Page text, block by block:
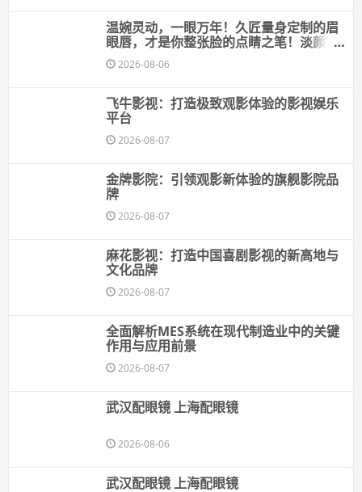
温婉灵动，一眼万年！久匠量身定制的眉
眼唇，才是你整张脸的点睛之笔！淡颜系
女生的气质加分项
2026-08-06
飞牛影视：打造极致观影体验的影视娱乐
平台
2026-08-07
金牌影院：引领观影新体验的旗舰影院品
牌
2026-08-07
麻花影视：打造中国喜剧影视的新高地与
文化品牌
2026-08-07
全面解析MES系统在现代制造业中的关键
作用与应用前景
2026-08-07
武汉配眼镜 上海配眼镜
2026-08-06
武汉配眼镜 上海配眼镜